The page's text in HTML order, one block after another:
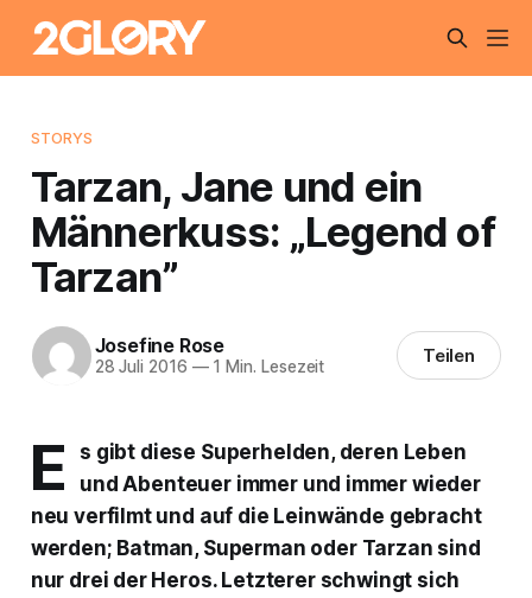
STORYS
Tarzan, Jane und ein
Männerkuss: „Legend of
Tarzan”
Josefine Rose
28 Juli 2016 —1 Min. Lesezeit Teilen
E
s gibt diese Superhelden, deren Leben
und Abenteuer immer und immer wieder
neu verfilmt und auf die Leinwände gebracht
werden; Batman, Superman oder Tarzan sind
nur drei der Heros. Letzterer schwingt sich